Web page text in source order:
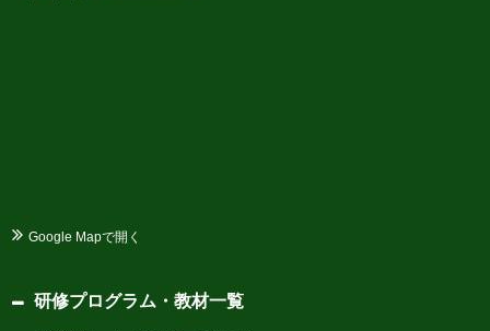
Google Mapで開く
研修プログラム・教材一覧